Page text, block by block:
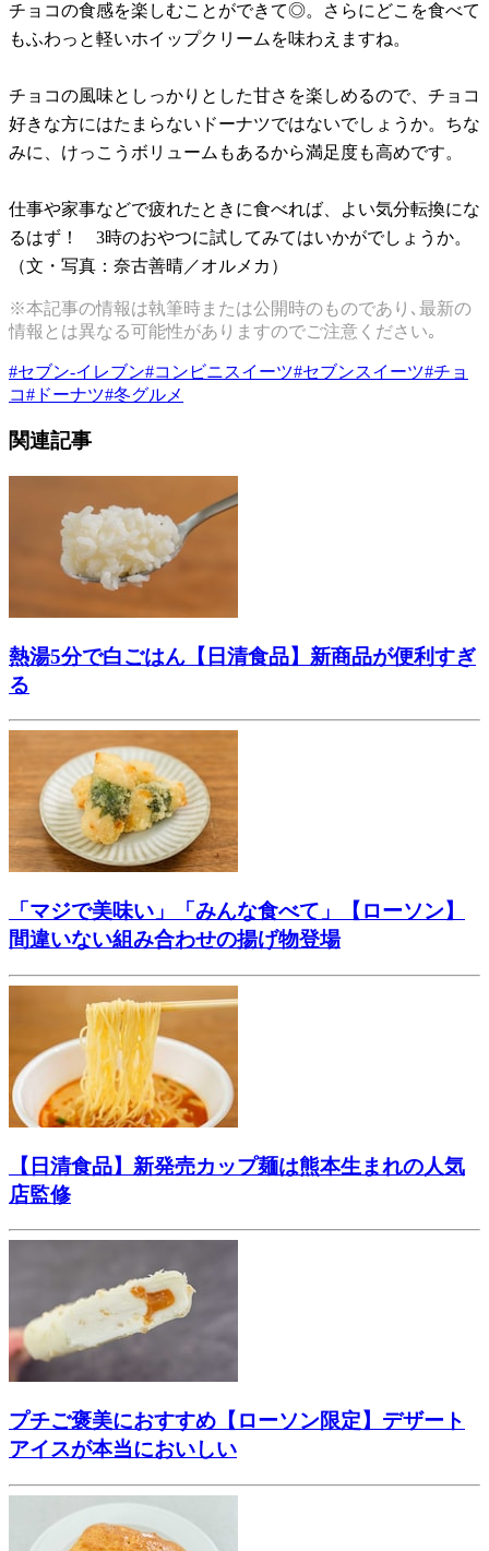
チョコの食感を楽しむことができて◎。さらにどこを食べて
もふわっと軽いホイップクリームを味わえますね。
チョコの風味としっかりとした甘さを楽しめるので、チョコ
好きな方にはたまらないドーナツではないでしょうか。ちな
みに、けっこうボリュームもあるから満足度も高めです。
仕事や家事などで疲れたときに食べれば、よい気分転換にな
るはず！ 3時のおやつに試してみてはいかがでしょうか。
（文・写真：奈古善晴／オルメカ）
※本記事の情報は執筆時または公開時のものであり､最新の
情報とは異なる可能性がありますのでご注意ください｡
#セブン-イレブン#コンビニスイーツ#セブンスイーツ#チョ
コ# ドーナツ#冬グルメ
関連記事
熱湯5分で白ごはん【日清食品】新商品が便利すぎ
る
「マジで美味い」「みんな食べて」【ローソン】
間違いない組み合わせの揚げ物登場
【日清食品】新発売カップ麺は熊本生まれの人気
店監修
プチご褒美におすすめ【ローソン限定】デザート
アイスが本当においしい